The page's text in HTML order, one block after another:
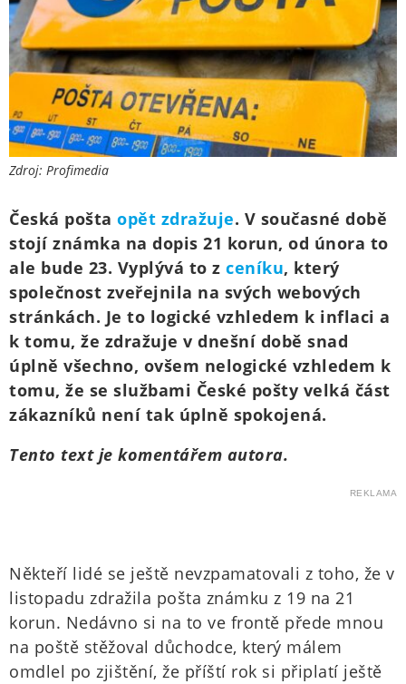
Zdroj: Profimedia
Česká pošta opět zdražuje. V současné době
stojí známka na dopis 21 korun, od února to
ale bude 23. Vyplývá to z ceníku, který
společnost zveřejnila na svých webových
stránkách. Je to logické vzhledem k inflaci a
k tomu, že zdražuje v dnešní době snad
úplně všechno, ovšem nelogické vzhledem k
tomu, že se službami České pošty velká část
zákazníků není tak úplně spokojená.
Tento text je komentářem autora.
REKLAMA
Někteří lidé se ještě nevzpamatovali z toho, že v
listopadu zdražila pošta známku z 19 na 21
korun. Nedávno si na to ve frontě přede mnou
na poště stěžoval důchodce, který málem
omdlel po zjištění, že příští rok si připlatí ještě